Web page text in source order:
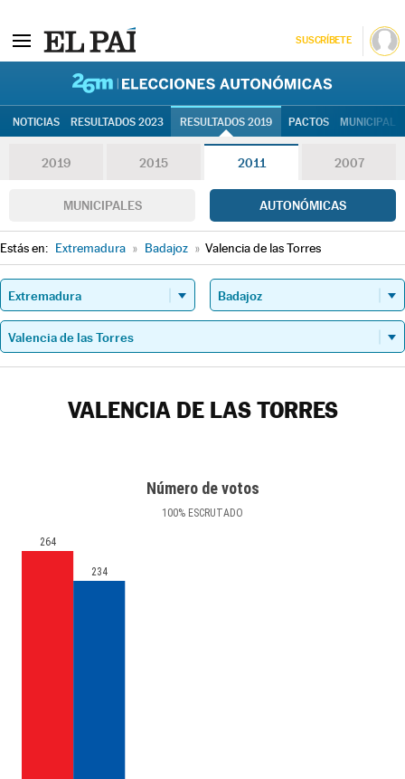
SUSCRÍBETE
NOTICIAS RESULTADOS 2023 RESULTADOS 2019 PACTOS
2019 2015 2011 2007
MUNICIPALES AUTONÓMICAS
Estás en: Extremadura » Badajoz » Valencia de las Torres
VALENCIA DE LAS TORRES
Número de votos
100% ESCRUTADO
264
234